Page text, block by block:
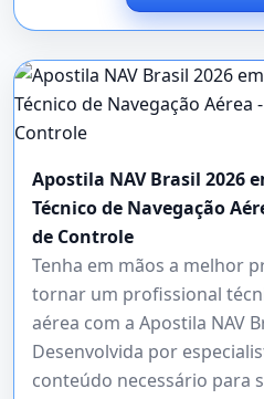
Apostila NAV Brasil 2026
Técnico de Navegação
de Controle
Tenha em mãos a melhor
tornar um profissional
aérea com a Apostila NAV
Desenvolvida por
conteúdo necessário para